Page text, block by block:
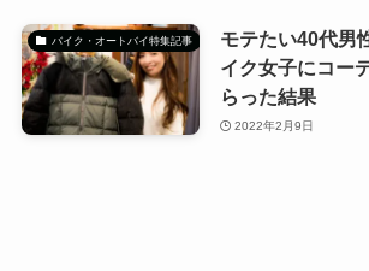
バイク・オートバイ特集記事
モテたい40代男
イク女子にコー
らった結果
2022年2月9日